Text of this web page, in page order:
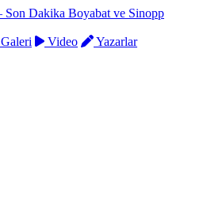
Galeri Video
Yazarlar